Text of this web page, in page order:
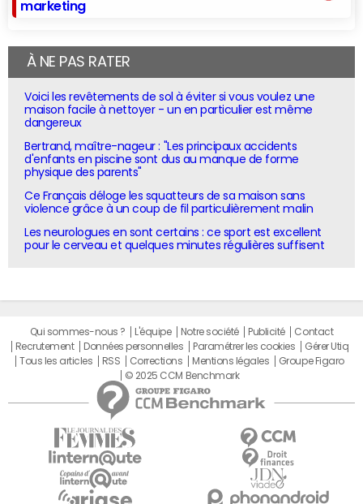
marketing
À NE PAS RATER
Voici les revêtements de sol à éviter si vous voulez une
maison facile à nettoyer - un en particulier est même
dangereux
Bertrand, maître-nageur : "Les principaux accidents
d'enfants en piscine sont dus au manque de forme
physique des parents"
Ce Français déloge les squatteurs de sa maison sans
violence grâce à un coup de fil particulièrement malin
Les neurologues en sont certains : ce sport est excellent
pour le cerveau et quelques minutes régulières suffisent
Qui sommes-nous ? L'équipe Notre société Publicité
Contact
Recrutement
Données personnelles Paramétrer les cookies
Gérer Utiq
Tous les articles
RSS Corrections Mentions légales
Groupe Figaro
© 2025 CCM Benchmark